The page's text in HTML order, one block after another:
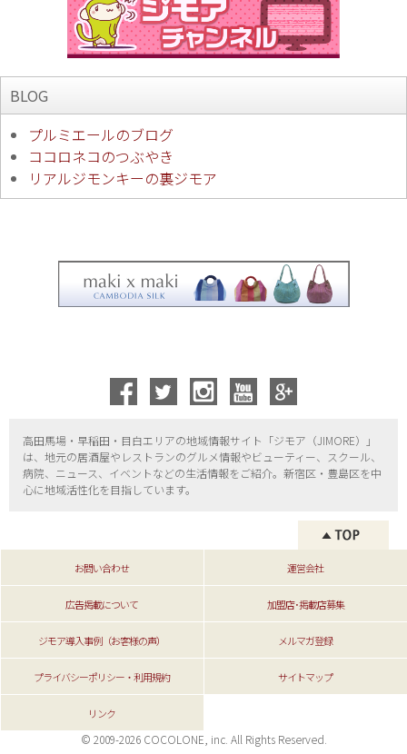
BLOG
プルミエールのブログ
ココロネコのつぶやき
リアルジモンキーの裏ジモア
高田馬場・早稲田・目白エリアの地域情報サイト「ジモア（JIMORE）」
は、地元の居酒屋やレストランのグルメ情報やビューティー、
スクール、
病院、ニュース、イベントなどの生活情報をご紹介。新宿区・ 豊島区を中
心に地域活性化を目指しています。
お問い合わせ 運営会社
広告掲載について 加盟店･掲載店募集
ジモア導入事例（お客様の声） メルマガ登録
プライバシーポリシー・利用規約 サイトマップ
リンク
© 2009-2026 COCOLONE, inc. All Rights Reserved.